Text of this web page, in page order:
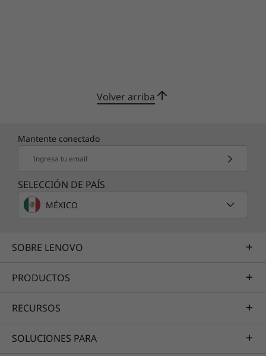
Volver arriba
Mantente conectado
Ingresa tu email
SELECCIÓN DE PAÍS
MÉXICO
SOBRE LENOVO
PRODUCTOS
RECURSOS
SOLUCIONES PARA